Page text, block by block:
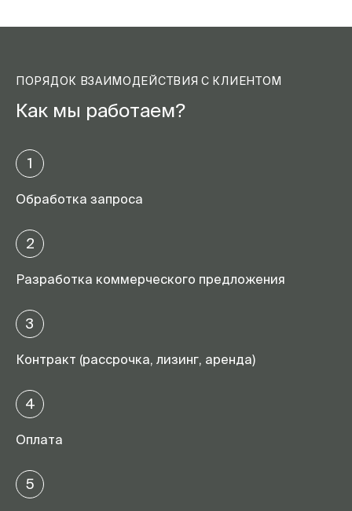
ПОРЯДОК ВЗАИМОДЕЙСТВИЯ С КЛИЕНТОМ
Как мы работаем?
1
Обработка запроса
2
Разработка коммерческого предложения
3
Контракт (рассрочка, лизинг, аренда)
4
Оплата
5